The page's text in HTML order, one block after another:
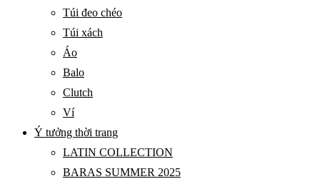
Túi đeo chéo
Túi xách
Áo
Balo
Clutch
Ví
Ý tưởng thời trang
LATIN COLLECTION
BARAS SUMMER 2025